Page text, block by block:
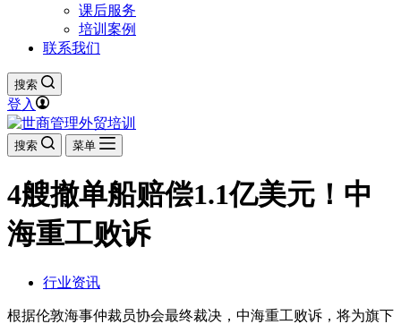
课后服务
培训案例
联系我们
搜索
登入
搜索 菜单
4艘撤单船赔偿1.1亿美元！中
海重工败诉
行业资讯
根据伦敦海事仲裁员协会最终裁决，中海重工败诉，将为旗下